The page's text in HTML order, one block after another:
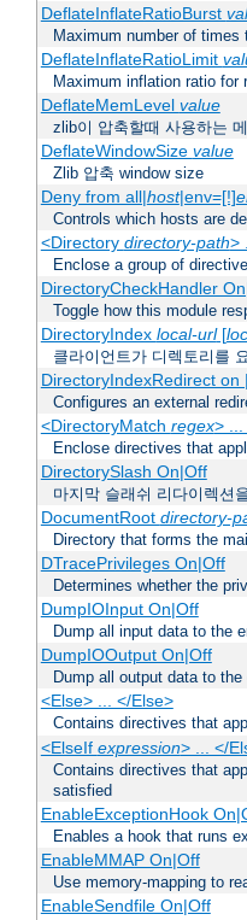
DeflateInflateRatioBurst
Maximum number of
DeflateInflateRatioLimit
Maximum inflation ratio for
DeflateMemLevel value
zlib이 압축할때 사용하는
DeflateWindowSize value
Zlib 압축 window size
Deny from all|host|env=[!]
Controls which hosts are
<Directory directory-path>
Enclose a group of
DirectoryCheckHandler
Toggle how this module
DirectoryIndex local-url[
클라이언트가 디렉토리를
DirectoryIndexRedirect
Configures an external
<DirectoryMatch regex> ...
Enclose directives that
DirectorySlash On|Off
마지막 슬래쉬 리다이렉션
DocumentRoot directory-
Directory that forms the
DTracePrivileges On|Off
Determines whether the
DumpIOInput On|Off
Dump all input data to the
DumpIOOutput On|Off
Dump all output data to the
<Else> ... </Else>
Contains directives that
<ElseIf expression> ... </
Contains directives that
satisfied
EnableExceptionHook
Enables a hook that runs
EnableMMAP On|Off
Use memory-mapping to
EnableSendfile On|Off